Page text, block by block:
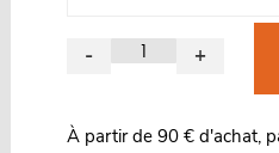
- +
À partir de 90 € d'achat,